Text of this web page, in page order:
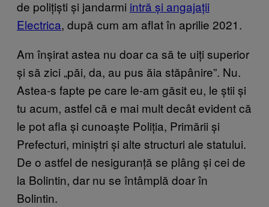
de polițiști și jandarmi intră și angajații
Electrica, după cum am aflat în aprilie 2021.
Am înșirat astea nu doar ca să te uiți superior
și să zici „păi, da, au pus ăia stăpânire”. Nu.
Astea-s fapte pe care le-am găsit eu, le știi și
tu acum, astfel că e mai mult decât evident că
le pot afla și cunoaște Poliția, Primării și
Prefecturi, miniștri și alte structuri ale statului.
De o astfel de nesiguranță se plâng și cei de
la Bolintin, dar nu se întâmplă doar în
Bolintin.